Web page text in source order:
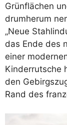
Grünflächen
drumherum
„Neue
das Ende des
einer
Kinderrutsche
den
Rand des